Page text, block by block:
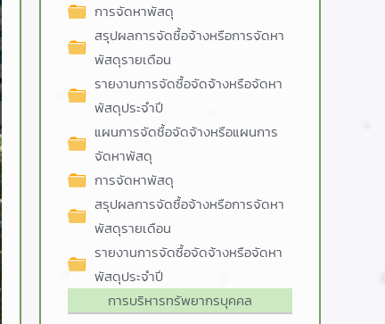
การจัดหาพัสดุ
สรุปผลการจัดซื้อจ้างหรือการจัดหา
พัสดุรายเดือน
รายงานการจัดซื้อจัดจ้างหรือจัดหา
พัสดุประจำปี
แผนการจัดซื้อจัดจ้างหรือแผนการ
จัดหาพัสดุ
การจัดหาพัสดุ
สรุปผลการจัดซื้อจ้างหรือการจัดหา
พัสดุรายเดือน
รายงานการจัดซื้อจัดจ้างหรือจัดหา
พัสดุประจำปี
การบริหารทรัพยากรบุคคล